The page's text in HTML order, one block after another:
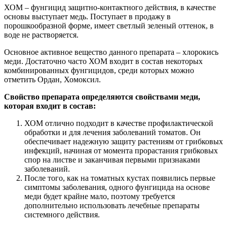
ХОМ – фунгицид защитно-контактного действия, в качестве
основы выступает медь. Поступает в продажу в
порошкообразной форме, имеет светлый зеленый оттенок, в
воде не растворяется.
Основное активное вещество данного препарата – хлорокись
меди. Достаточно часто ХОМ входит в состав некоторых
комбинированных фунгицидов, среди которых можно
отметить Ордан, Хомоксил.
Свойство препарата определяются свойствами меди,
которая входит в состав:
ХОМ отлично подходит в качестве профилактической
обработки и для лечения заболеваний томатов. Он
обеспечивает надежную защиту растениям от грибковых
инфекций, начиная от момента прорастания грибковых
спор на листве и заканчивая первыми признаками
заболеваний.
После того, как на томатных кустах появились первые
симптомы заболевания, одного фунгицида на основе
меди будет крайне мало, поэтому требуется
дополнительно использовать лечебные препараты
системного действия.